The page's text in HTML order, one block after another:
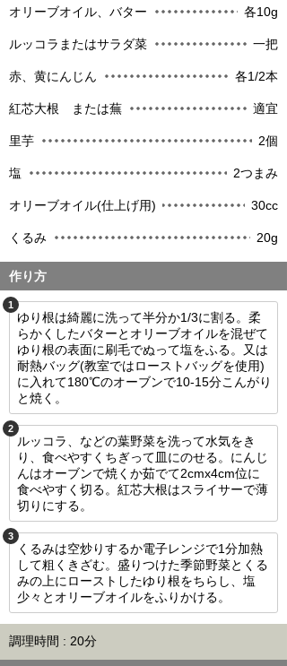
オリーブオイル、バター 各10g
ルッコラまたはサラダ菜 一把
赤、黄にんじん 各1/2本
紅芯大根 または蕪 適宜
里芋 2個
塩 2つまみ
オリーブオイル(仕上げ用) 30cc
くるみ 20g
作り方
1
ゆり根は綺麗に洗って半分か1/3に割る。柔
らかくしたバターとオリーブオイルを混ぜて
ゆり根の表面に刷毛でぬって塩をふる。又は
耐熱バッグ(教室ではローストバッグを使用)
に入れて180℃のオーブンで10-15分こんがり
と焼く。
2
ルッコラ、などの葉野菜を洗って水気をき
り、食べやすくちぎって皿にのせる。にんじ
んはオーブンで焼くか茹でて2cmx4cm位に
食べやすく切る。紅芯大根はスライサーで薄
切りにする。
3
くるみは空炒りするか電子レンジで1分加熱
して粗くきざむ。盛りつけた季節野菜とくる
みの上にローストしたゆり根をちらし、塩
少々とオリーブオイルをふりかける。
調理時間 : 20分